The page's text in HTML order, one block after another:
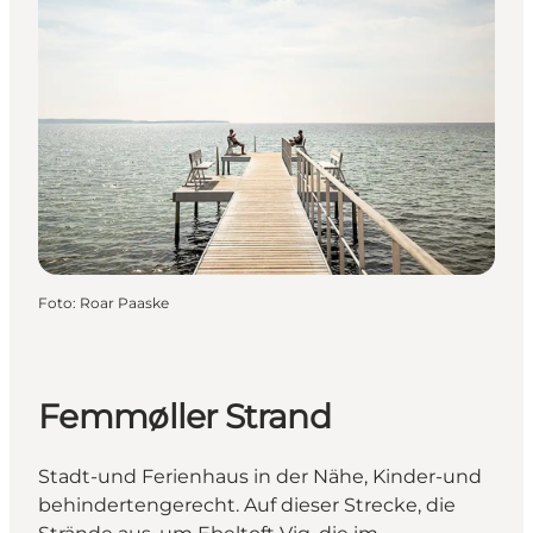
Foto: Roar Paaske
Femmøller Strand
Stadt-und Ferienhaus in der Nähe, Kinder-und
behindertengerecht. Auf dieser Strecke, die